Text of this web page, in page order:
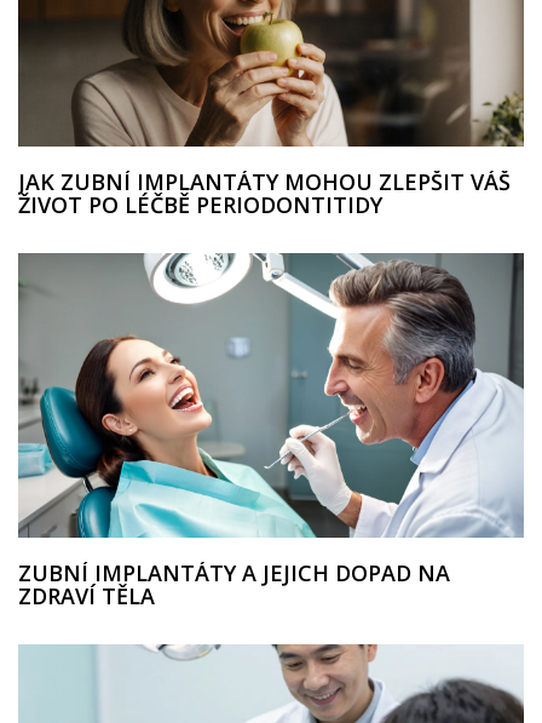
JAK ZUBNÍ IMPLANTÁTY MOHOU ZLEPŠIT VÁŠ
ŽIVOT PO LÉČBĚ PERIODONTITIDY
ZUBNÍ IMPLANTÁTY A JEJICH DOPAD NA
ZDRAVÍ TĚLA